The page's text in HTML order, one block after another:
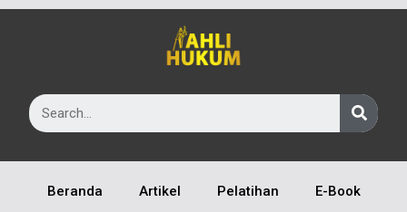
Beranda Artikel Pelatihan E-Book